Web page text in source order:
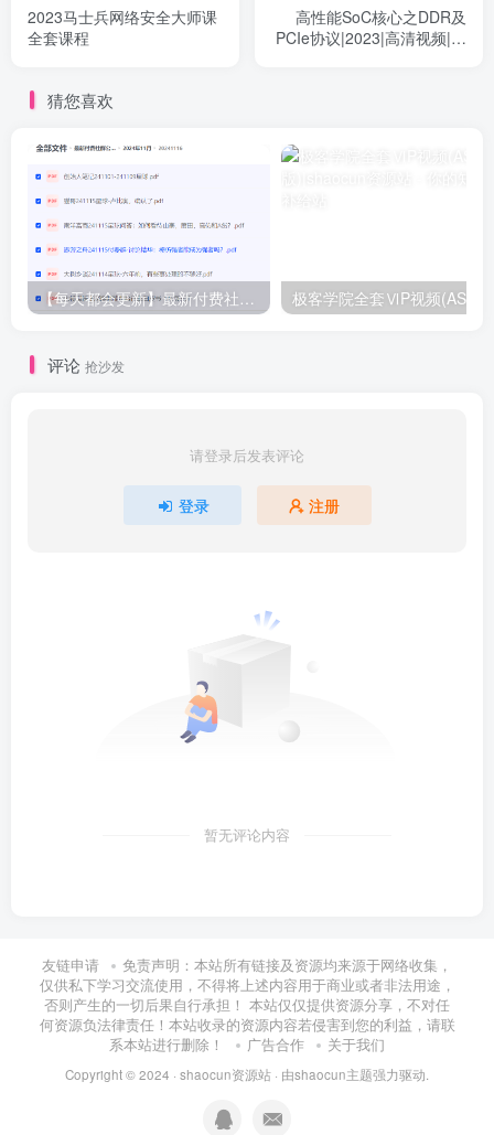
2023马士兵网络安全大师课
全套课程
高性能SoC核心之DDR及
PCIe协议|2023|高清视频|完
猜您喜欢
【每天都会更新】最新付费社群公众号文章 极客学院全套ⅥP视频(AS版)
评论 抢沙发
请登录后发表评论
登录 注册
暂无评论内容
友链申请
免责声明：本站所有链接及资源均来源于网络收集，
仅供私下学习交流使用，不得将上述内容用于商业或者非法用途，
否则产生的一切后果自行承担！ 本站仅仅提供资源分享，不对任
何资源负法律责任！本站收录的资源内容若侵害到您的利益，请联
系本站进行删除！
广告合作 关于我们
Copyright © 2024 · shaocun资源站 · 由shaocun主题强力驱动.